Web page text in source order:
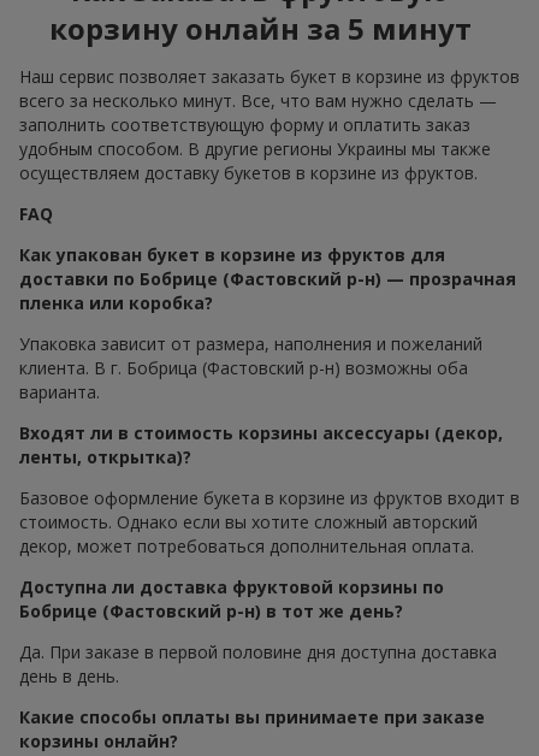
корзину онлайн за 5 минут
Наш сервис позволяет заказать букет в корзине из фруктов
всего за несколько минут. Все, что вам нужно сделать —
заполнить соответствующую форму и оплатить заказ
удобным способом. В другие регионы Украины мы также
осуществляем доставку букетов в корзине из фруктов.
FAQ
Как упакован букет в корзине из фруктов для
доставки по Бобрице (Фастовский р-н) — прозрачная
пленка или коробка?
Упаковка зависит от размера, наполнения и пожеланий
клиента. В г. Бобрица (Фастовский р-н) возможны оба
варианта.
Входят ли в стоимость корзины аксессуары (декор,
ленты, открытка)?
Базовое оформление букета в корзине из фруктов входит в
стоимость. Однако если вы хотите сложный авторский
декор, может потребоваться дополнительная оплата.
Доступна ли доставка фруктовой корзины по
Бобрице (Фастовский р-н) в тот же день?
Да. При заказе в первой половине дня доступна доставка
день в день.
Какие способы оплаты вы принимаете при заказе
корзины онлайн?